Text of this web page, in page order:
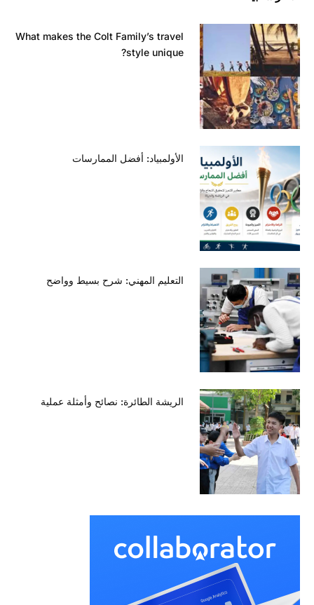
What makes the Colt Family’s travel
style unique?
الأولمبياد: أفضل الممارسات
التعليم المهني: شرح بسيط وواضح
الريشة الطائرة: نصائح وأمثلة عملية